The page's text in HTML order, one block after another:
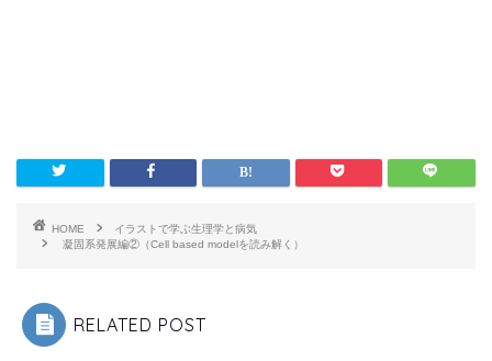
HOME
イラストで学ぶ生理学と病気
凝固系発展編②（Cell based modelを読み解く）
RELATED POST